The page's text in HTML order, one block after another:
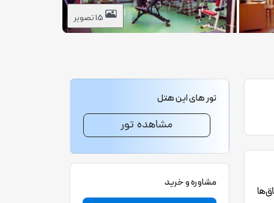
15 تصویر
تور های این هتل
مشاهده تور
مشاوره و خرید